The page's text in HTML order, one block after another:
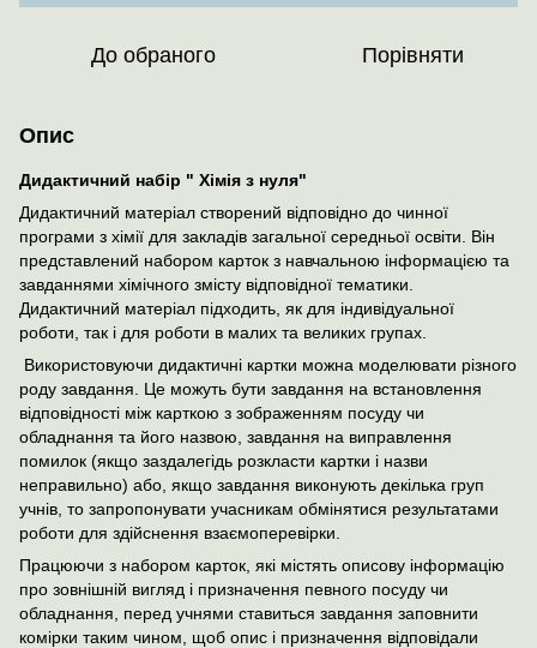
До обраного Порівняти
Опис
Дидактичний набір " Хімія з нуля"
Дидактичний матеріал створений відповідно до чинної
програми з хімії для закладів загальної середньої освіти. Він
представлений набором карток з навчальною інформацією та
завданнями хімічного змісту відповідної тематики.
Дидактичний матеріал підходить, як для індивідуальної
роботи, так і для роботи в малих та великих групах.
Використовуючи дидактичні картки можна моделювати різного
роду завдання. Це можуть бути завдання на встановлення
відповідності між карткою з зображенням посуду чи
обладнання та його назвою, завдання на виправлення
помилок (якщо заздалегідь розкласти картки і назви
неправильно) або, якщо завдання виконують декілька груп
учнів, то запропонувати учасникам обмінятися результатами
роботи для здійснення взаємоперевірки.
Працюючи з набором карток, які містять описову інформацію
про зовнішній вигляд і призначення певного посуду чи
обладнання, перед учнями ставиться завдання заповнити
комірки таким чином, щоб опис і призначення відповідали